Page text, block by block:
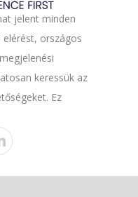
jelent minden
elérést, országos
keressük az
Ez